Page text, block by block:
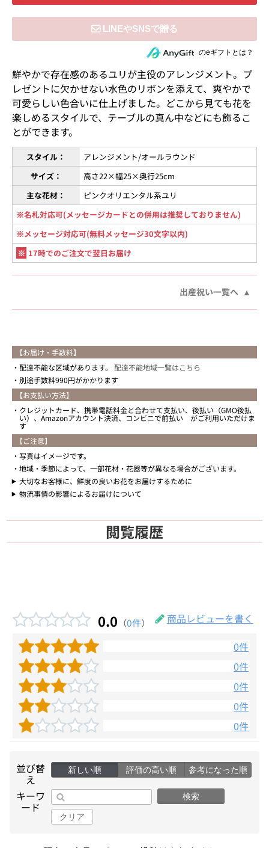
住所を知らない相手にeギフトで贈るのeギフトとは？
鮮やかで存在感のあるユリが主役のアレンジメント。プ
レゼントに欠かせない水色のリボンを添えて、爽やかで
可愛らしい色合いに仕上げました。どこから見ても花を
楽しめるスタイルで、テーブルの真ん中などにも飾るこ
とができます。
スタイル：
アレンジメント/オールラウンド
サイズ：
高さ22×幅25×奥行25cm
主な花材：
ピンクオリエンタル系ユリ
※名札対応可(メッセージカードとの併用は推奨しておりません)
※メッセージ対応可(無料メッセージ30文字以内)
※ 17時でのご注文で翌日お届け
出産祝い一覧へ
【お届け・手数料】
配達不能な区域があります。 配達不能地域一覧はこちら
別途手数料990円がかかります
【お支払い方法】
クレジットカード、携帯電話料金と合わせて支払い、後払い（GMO後払
い）、Amazonアカウント決済、コンビニで前払い がご利用いただけま
す
【ご注意】
写真はイメージです。
地域・季節によって、一部花材・花器等が異なる場合がございます。
大切なお客様に、鮮度の良いお花をお届けするために
物流事情の影響によるお届けについて
閲覧履歴
0.0 （0件）
商品レビューを書く
0件
0件
0件
0件
0件
並び替
え
新しい順 評価の高い順 参考になった順
キーワ
ード
検索
クリア